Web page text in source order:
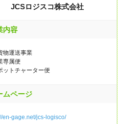
JCSロジスコ株式会社
内容
物運送事業
専属便
ットチャーター便
ムページ
en-gage.net/jcs-logisco/